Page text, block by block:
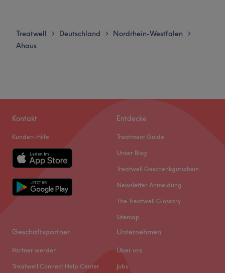
Treatwell > Deutschland > Nordrhein-Westfalen >
Ahaus
Kontakt
Kunden-Hilfe
Entdecke
Treatment Guide
Unser Blog
Treatwell Geschenkgutschein
Newsletter Anmeldung
The Treatwell Glossary
Sitemap
Geschäftspartner
Partner werden
Treatwell Connect Help Center
Unternehmen
Über uns
Jobs